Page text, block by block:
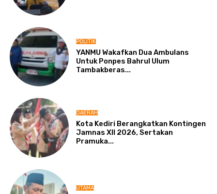
POLITIK
YANMU Wakafkan Dua Ambulans
Untuk Ponpes Bahrul Ulum
Tambakberas...
DAERAH
Kota Kediri Berangkatkan Kontingen
Jamnas XII 2026, Sertakan
Pramuka...
UTAMA